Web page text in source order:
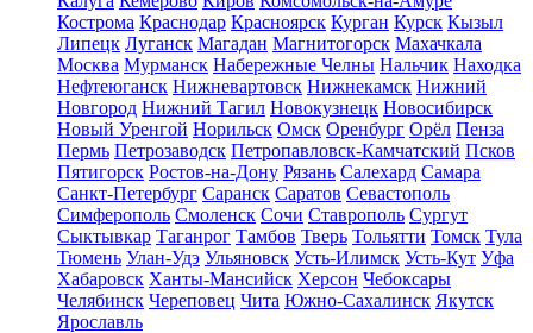
Кострома Краснодар Красноярск Курган Курск Кызыл
Липецк Луганск Магадан Магнитогорск Махачкала
Москва Мурманск Набережные Челны Нальчик Находка
Нефтеюганск Нижневартовск Нижнекамск Нижний
Новгород Нижний Тагил Новокузнецк Новосибирск
Новый Уренгой Норильск Омск Оренбург Орёл Пенза
Пермь Петрозаводск Петропавловск-Камчатский Псков
Пятигорск Ростов-на-Дону Рязань Салехард Самара
Санкт-Петербург Саранск Саратов Севастополь
Симферополь Смоленск Сочи Ставрополь Сургут
Сыктывкар Таганрог Тамбов Тверь Тольятти Томск Тула
Тюмень Улан-Удэ Ульяновск Усть-Илимск Усть-Кут Уфа
Хабаровск Ханты-Мансийск Херсон Чебоксары
Челябинск Череповец Чита Южно-Сахалинск Якутск
Ярославль